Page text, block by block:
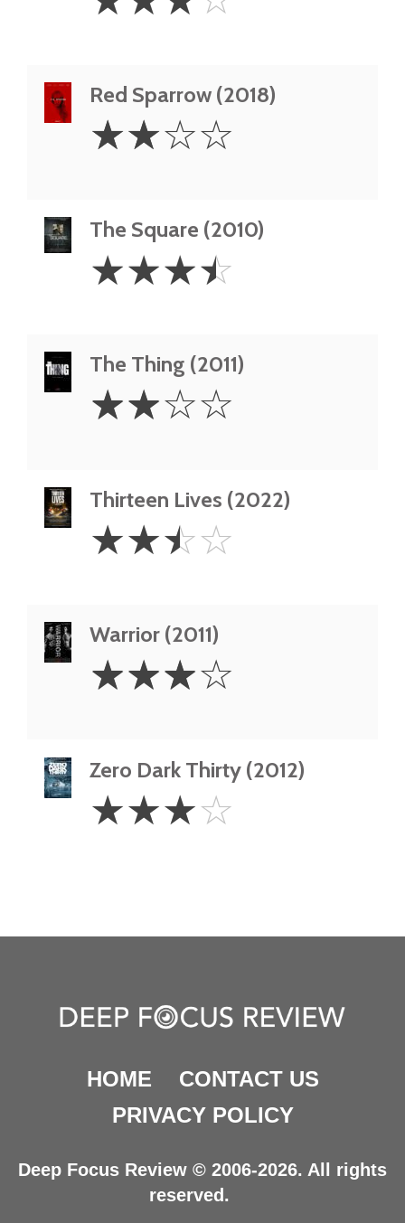
Stars
Red Sparrow (2018)
Stars
☆☆☆☆
The Square (2010)
3.5
Stars
☆☆☆☆
The Thing (2011)
Stars
☆☆☆☆
Thirteen Lives (2022)
2.5
Stars
☆☆☆☆
Warrior (2011)
Stars
☆☆☆☆
Zero Dark Thirty (2012)
Stars
☆☆☆☆
HOME
CONTACT US
PRIVACY POLICY
Deep Focus Review © 2006-2026. All rights
reserved.